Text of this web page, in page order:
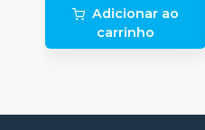
Adicionar ao
carrinho